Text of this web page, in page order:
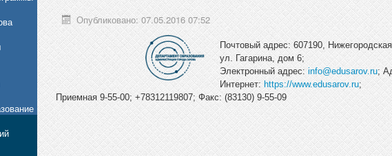
Опубликовано: 07.05.2016 07:52
Почтовый адрес: 607190,
ул. Гагарина, дом 6;
Электронный адрес:info@edusarov.ru;
Интернет:https://www.edusarov.ru;
Приемная 9-55-00; +78312119807; Факс: (83130) 9-55-09